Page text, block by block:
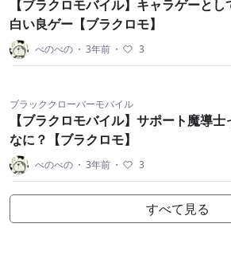
【ブラクロモバイル】キャラゲーとし
白い良ゲー【ブラクロモ】
べのべの ・ 3年前 ・ 3
ブラッククローバーモバイル
【ブラクロモバイル】サポート魔導士
なに？【ブラクロモ】
べのべの ・ 3年前 ・ 3
すべて見る